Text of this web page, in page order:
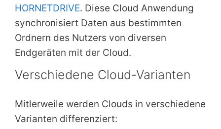
HORNETDRIVE. Diese Cloud Anwendung
synchronisiert Daten aus bestimmten
Ordnern des Nutzers von diversen
Endgeräten mit der Cloud.
Verschiedene Cloud-Varianten
Mitlerweile werden Clouds in verschiedene
Varianten differenziert: